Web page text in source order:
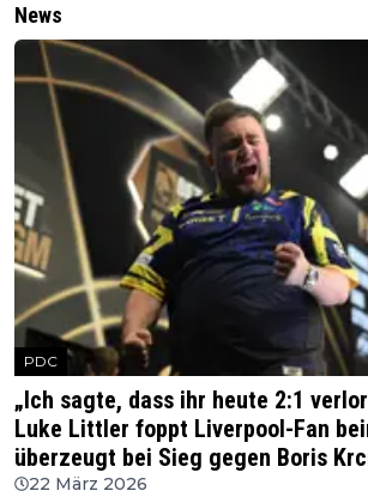
News
PDC
„Ich sagte, dass ihr heute 2:1
Luke Littler foppt Liverpool-Fan
überzeugt bei Sieg gegen Boris
22 März 2026